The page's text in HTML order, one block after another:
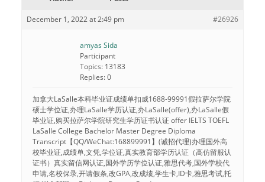
December 1, 2022 at 2:49 pm #26926
amyas Sida
Participant
Topics: 13183
Replies: 0
加拿大LaSalle本科毕业证成绩单扣威1688-99991假拉萨尔学院
硕士学位证,办理LaSalle学历认证,办LaSalle(offer),办LaSalle假
毕业证,购买拉萨尔学院研究生学历证书认证 offer IELTS TOEFL
LaSalle College Bachelor Master Degree Diploma
Transcript【QQ/WeChat:168899991】(诚招代理)办理国外高
校毕业证,成绩单,文凭,学位证,真实教育部学历认证（高仿留服认
证书）真实留信网认证,国外学历学位认证,雅思代考,国外学校代
申请,名校保录,开请假条,改GPA,改成绩,学生卡,ID卡,雅思考试,托